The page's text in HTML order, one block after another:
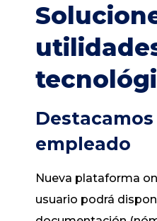
Destacamos
empleado
Nueva plataforma
usuario podrá